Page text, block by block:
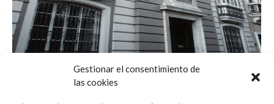
Gestionar el consentimiento de
las cookies
REAPERTURA DE LA SEDE COLEGIAL